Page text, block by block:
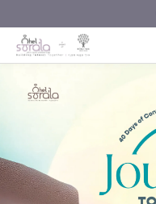
Multimedia
Simchas